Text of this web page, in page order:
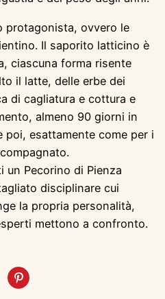
protagonista, ovvero le
Il saporito latticino è
ciascuna forma risente
il latte, delle erbe dei
di cagliatura e cottura e
almeno 90 giorni in
poi, esattamente come per i
un Pecorino di Pienza
disciplinare cui
la propria personalità,
mettono a confronto.